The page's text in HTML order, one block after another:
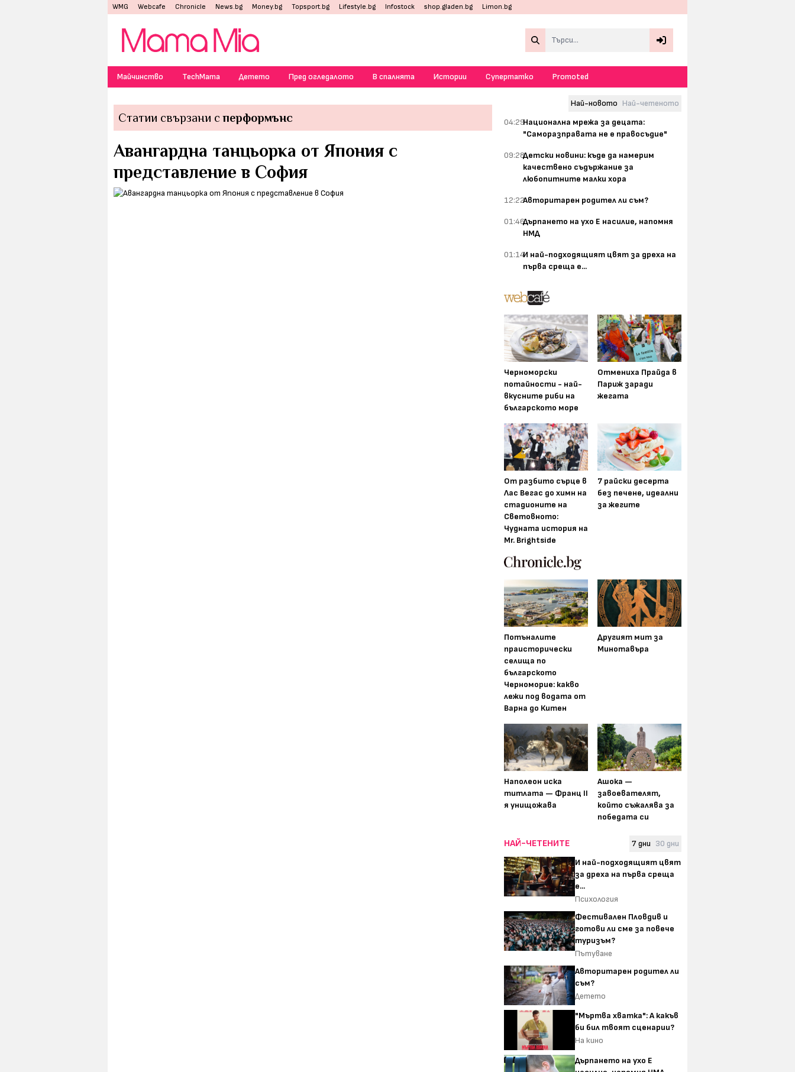
WMG Webcafe Chronicle News.bg Money.bg Topsport.bg Lifestyle.bg Infostock shop.gladen.bg Limon.bg
Майчинство TechMama Детето Пред огледалото В спалнята Истории Супертатко Promoted
Статии свързани сперформънс
Авангардна танцьорка от Япония с
представление в София
Най-новото Най-четеното
04:29Национална мрежа за децата:
"Саморазправата не е правосъдие"
09:28Детски новини: къде да намерим
качествено съдържание за
любопитните малки хора
12:22Авторитарен родител ли съм?
01:46Дърпането на ухо Е насилие, напомня
НМД
01:14И най-подходящият цвят за дреха на
първа среща е...
Черноморски
потайности - най-
вкусните риби на
българското море
Отмениха Прайда в
Париж заради
жегата
От разбито сърце в
Лас Вегас до химн на
стадионите на
Световното:
Чудната история на
Mr. Brightside
7 райски десерта
без печене, идеални
за жегите
Потъналите
праисторически
селища по
българското
Черноморие: какво
лежи под водата от
Варна до Китен
Другият мит за
Минотавъра
Наполеон иска
титлата — Франц II
я унищожава
Ашока —
завоевателят,
който съжалява за
победата си
НАЙ-ЧЕТЕНИТЕ 7 дни 30 дни
И най-подходящият цвят
за дреха на първа среща
е...
Психология
Фестивален Пловдив и
готови ли сме за повече
туризъм?
Пътуване
Авторитарен родител ли
съм?
Детето
"Мъртва хватка": А какъв
би бил твоят сценарии?
На кино
Дърпането на ухо Е